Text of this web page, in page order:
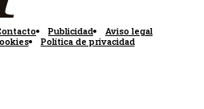
Publicidad
Aviso legal
Política de privacidad